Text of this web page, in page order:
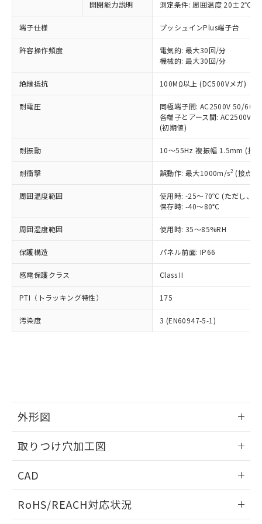
開閉能力説明 測定条件: 周囲温度 20±2℃、
端子仕様 プッシュインPlus端子台
許容操作頻度
電気的: 最大30回/分
機械的: 最大30回/分
絶縁抵抗 100MΩ以上 (DC500Vメガ)
耐電圧
同極端子間: AC2500V 50/
各端子とアース間: AC2500V
(初期値)
耐振動 10～55Hz 複振幅 1.5mm (接
耐衝撃 誤動作: 最大1000m/s2 (接点
周囲温度範囲
使用時: -25～70℃ (ただし、氷
保存時: -40～80℃
周囲湿度範囲 使用時: 35～85%RH
保護構造 パネル前面: IP66
感電保護クラス Class II
PTI（トラッキング特性） 175
汚染度 3 (EN60947-5-1)
外形図
取りつけ穴加工図
CAD
ドすることができます。
RoHS/REACH対応状況
以下の条件をお読みいただき、同意のうえ
ご利用ください。
本サービスは、当社制御機器事業取扱
商品の当社在庫状況および標準価格
(税抜)を提供させていただくもので
当社制御機器事業取扱商品の中には、
本サービスの対象外となる商品もある
ことをご了承ください。
在庫状況および標準価格照会結果は、
記載している更新日時点での社内デー
タに基づき作成されるものであり、閲
覧された時点での実際の在庫および標
準価格とは異なる場合があることをご
正式な納期状況および標準価格はお客
様のお取引先、またはお客様担当のオ
ムロン制御機器販売店・当社販売員に
オムロン制御機器販売店や当社販売拠
点は「
販売ネットワーク
」をご確認
在庫状況および標準価格結果を当社の
事前の承諾なく第三者に漏洩または開
示しないようお願いします。
マイパーツ機能（部品リスト作成サー
および当社の共同利用者が、当社の製
引・商談に必要な範囲で利用すること
をご了承ください。
※当社の共同利用者とは、
指します。
対応予定なし：EU RoHS指令（10物質）の
非含有に非対応の商品で、対応品を出す予
定はありません。
非含有の対応状況を調査中または確認中の
非該当品：ライセンス料など無形物で、有
害物質有無と関係のない商品です。
仕入先様の事情により、非含有部品として
いたものが、含有品と判明した場合などや
むを得ず変更することがあります。
鉛(Pb) 1000ppm以下、 水銀(Hg) 1000ppm以下、 カド
(PBDE) 1000ppm以下、フタル酸ビス(2-エチルヘキシ
ル) (DEHP)(別名：DOP) 1000ppm以下、フタル酸ブチ
ルベンジル（BBP） 1000ppm以下、フタル酸ジブチル
（DBP） 1000ppm以下、フタル酸ジイソブチル
(DIBP) 1000ppm以下
但し、RoHS指令で産業用監視および制御機器に対する
適用除外項目は除く。
※2 対応予定月
部品在庫の切り替え状況などにより、予定
下記の非含有証明書をダウンロードするこ
とができます。
EU RoHS指令（10物質）の非含有証明書
51物質の非含有証明書（当社基準）
るもので、過去に遡って非含有を証明する
ものではありません。
また、RoHS指令のフタル酸エステル類４
※1 中国RoHS○×表
「○」：最大均質材料含有率が中国RoHSの
基準値以下であることを示します。
「×」：最大均質材料含有率が中国RoHSの
基準値を超えていることを示します。
「－」：未確認です。当社販売部門へお問
*中国RoHS10物質の基準値 (GB/T26572)：
Pb(鉛) :1000ppm、 Hg(水銀) : 1000ppm、 Cd(カドミウ
Cr(Ⅵ)(六価クロム) : 1000ppm、 PBBs(ポリ臭化ビフェ
ニル類) : 1000ppm、 PBDEs(ポリ臭化ジフェニルエーテ
DBP(フタル酸ジブチル) : 1000ppm、 DIBP(フタル酸ジ
イソブチル) : 1000ppm、 BBP(フタル酸ブチルベンジ
ル) : 1000ppm、
DEHP(フタル酸ビス(2-エチルヘキシル)) : 1000ppm
※2 環境保護使用期限
「ｅ」：有害物質（10物質）のすべてが基
「10」：通常の使用状況下において有害物
当社は、これら貴社製品のうち、外国
為替および外国貿易法に定める商品
または国外への提供する場合は、日本
国政府の輸出許可(または役務取引許
当社は規制貨物を破棄する場合は、完
全に破砕するなど、違法に輸出されな
いよう必要な手段を講じます。
当社は貴社製品を、核兵器、ミサイ
ル、化学兵器、生物兵器またはその他
武器並びにこれらの製造装置等に一切
使用いたしません。
当社は、貴社製品を第三者に販売する
場合は、上記1、2および3の内容を当
該第三者に通知します。また当社は、
販売先および販売に係わる関係者が違
○ 一定数以上の在庫あり
△ 一定数には満たないが在庫あり
在庫なし(最新の在庫状況につ
たはお客様担当のオムロン制御
機器販売店・当社販売員にご確
空
受注生産機種、また在庫状況の